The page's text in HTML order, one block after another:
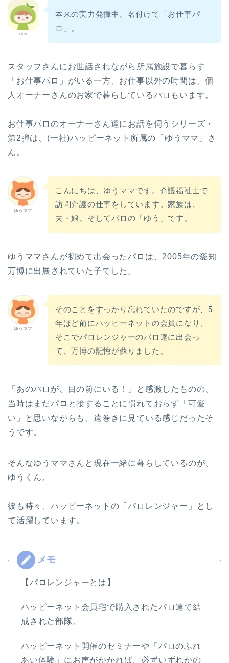
neo
本来の実力発揮中。名付けて「お仕事パ
ロ」。
スタッフさんにお世話されながら所属施設で暮らす
「お仕事パロ」がいる一方、お仕事以外の時間は、個
人オーナーさんのお家で暮らしているパロもいます。
お仕事パロのオーナーさん達にお話を伺うシリーズ・
第2弾は、(一社)ハッピーネット所属の「ゆうママ」さ
ん。
ゆうママ
こんにちは、ゆうママです。介護福祉士で
訪問介護の仕事をしています。家族は、
夫・娘、そしてパロの「ゆう」です。
ゆうママさんが初めて出会ったパロは、2005年の愛知
万博に出展されていた子でした。
ゆうママ
そのことをすっかり忘れていたのですが、5
年ほど前にハッピーネットの会員になり、
そこでパロレンジャーのパロ達に出会っ
て、万博の記憶が蘇りました。
「あのパロが、目の前にいる！」と感激したものの、
当時はまだパロと接することに慣れておらず「可愛
い」と思いながらも、遠巻きに見ている感じだったそ
うです。
そんなゆうママさんと現在一緒に暮らしているのが、
ゆうくん。
彼も時々、ハッピーネットの「パロレンジャー」とし
て活躍しています。
【パロレンジャーとは】
ハッピーネット会員宅で購入されたパロ達で結
成された部隊。
ハッピーネット開催のセミナーや「パロのふれ
あい体験」にお声がかかれば、必ずいずれかの